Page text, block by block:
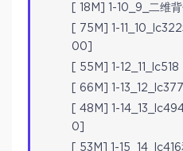
[ 18M] 1-10_9_二维
[ 75M] 1-
00]
[ 55M] 1-
[ 66M] 1-
[ 48M] 1-
0]
[ 53M] 1-